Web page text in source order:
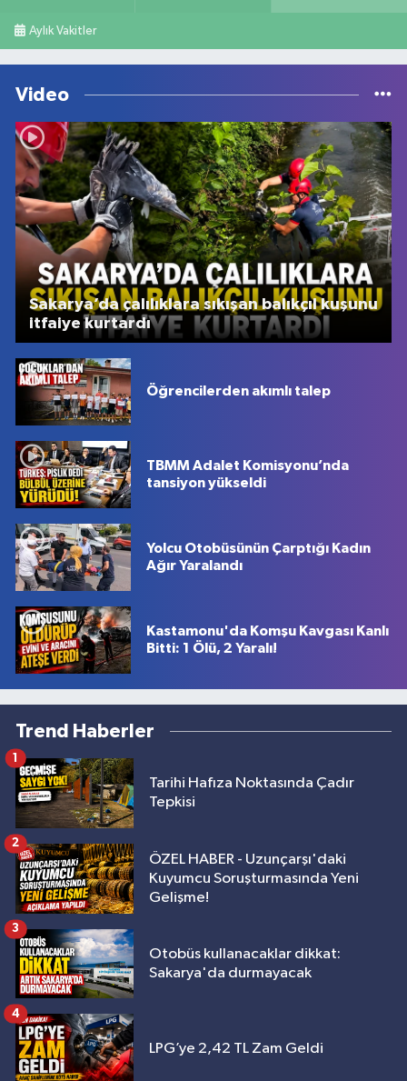
Aylık Vakitler
Video
Sakarya’da çalılıklara sıkışan balıkçıl kuşunu
itfaiye kurtardı
Öğrencilerden akımlı talep
TBMM Adalet Komisyonu’nda
tansiyon yükseldi
Yolcu Otobüsünün Çarptığı Kadın
Ağır Yaralandı
Kastamonu'da Komşu Kavgası Kanlı
Bitti: 1 Ölü, 2 Yaralı!
Trend Haberler
Tarihi Hafıza Noktasında Çadır
Tepkisi
1
ÖZEL HABER - Uzunçarşı'daki
Kuyumcu Soruşturmasında Yeni
Gelişme!
2
Otobüs kullanacaklar dikkat:
Sakarya'da durmayacak
3
LPG’ye 2,42 TL Zam Geldi
4